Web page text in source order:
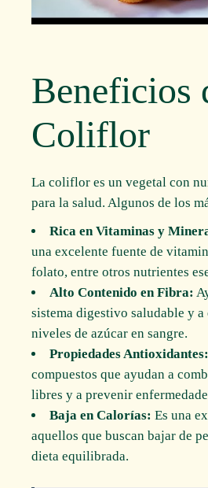
Beneficios
Coliflor
La coliflor es un vegetal con
para la salud. Algunos de los
Rica en Vitaminas y
una excelente fuente de
folato, entre otros nutrientes
Alto Contenido en Fibra:
sistema digestivo saludable y
niveles de azúcar en sangre.
Propiedades Antioxidantes:
compuestos que ayudan a
libres y a prevenir
Baja en Calorías: Es una
aquellos que buscan bajar de
dieta equilibrada.